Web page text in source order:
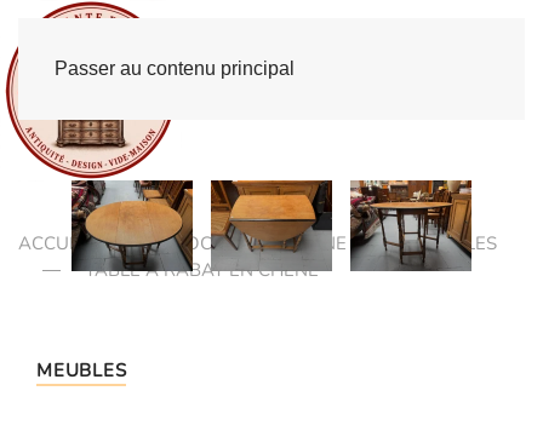
Passer au contenu principal
ACCUEIL BROCANTE EN LIGNE
MEUBLES
TABLE À RABAT EN CHÊNE
MEUBLES